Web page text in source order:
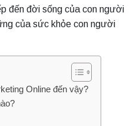
đến đời sống của con người
của sức khỏe con người
Online đến vậy?